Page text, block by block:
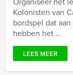
Kolonisten van
bordspel dat
hebben het ...
LEES MEER